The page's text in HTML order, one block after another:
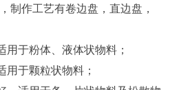
制作工艺有卷边盘，直边盘，
用于粉体、液体状物料；
用于颗粒状物料；